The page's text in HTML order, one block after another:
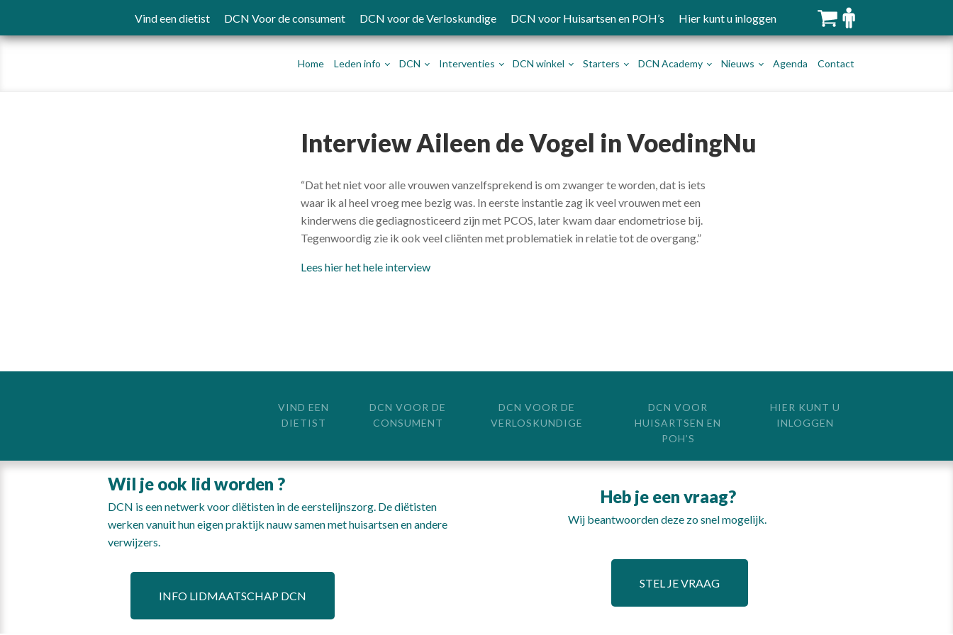
Vind een dietist DCN Voor de consument DCN voor de Verloskundige DCN voor Huisartsen en POH’s Hier kunt u inloggen
Home Leden info DCN Interventies DCN winkel Starters DCN Academy Nieuws Agenda Contact
Interview Aileen de Vogel in VoedingNu
“Dat het niet voor alle vrouwen vanzelfsprekend is om zwanger te worden, dat is iets
waar ik al heel vroeg mee bezig was. In eerste instantie zag ik veel vrouwen met een
kinderwens die gediagnosticeerd zijn met PCOS, later kwam daar endometriose bij.
Tegenwoordig zie ik ook veel cliënten met problematiek in relatie tot de overgang.”
Lees hier het hele interview
VIND EEN
DIETIST
DCN VOOR DE
CONSUMENT
DCN VOOR DE
VERLOSKUNDIGE
DCN VOOR
HUISARTSEN EN
POH’S
HIER KUNT U
INLOGGEN
Wil je ook lid worden ?
DCN is een netwerk voor diëtisten in de eerstelijnszorg. De diëtisten
werken vanuit hun eigen praktijk nauw samen met huisartsen en andere
verwijzers.
INFO LIDMAATSCHAP DCN
Heb je een vraag?
Wij beantwoorden deze zo snel mogelijk.
STEL JE VRAAG